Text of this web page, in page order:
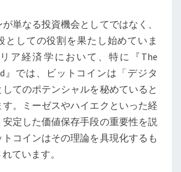
と
価
値
の
護
者
と
し
単なる投資機会としてではなく、
としての役割を果たし始めていま
ア経済学において、特に『The
』では、ビットコインは「デジタ
てのポテンシャルを秘めていると
。ミーゼスやハイエクといった経
定した価値保存手段の重要性を説
コインはその理論を具現化するも
ています。